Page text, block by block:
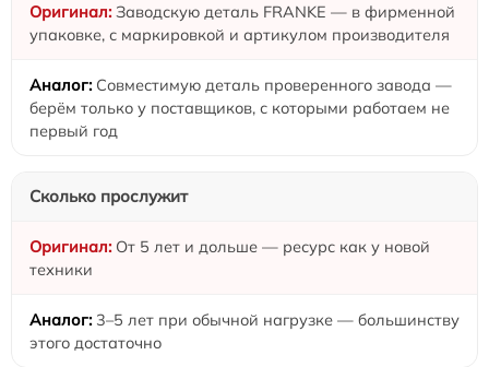
Заводскую деталь FRANKE — в фирменной
упаковке, с маркировкой и артикулом производителя
Совместимую деталь проверенного завода —
берём только у поставщиков, с которыми работаем не
первый год
Сколько прослужит
От 5 лет и дольше — ресурс как у новой
техники
3–5 лет при обычной нагрузке — большинству
этого достаточно